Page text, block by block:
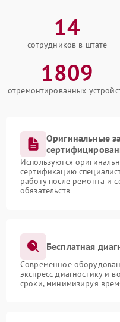
14
сотрудников в штате
1809
отремонтированных
Оригинальные
Используются
сертификацию
работу после ремонта и
обязательств
Бесплатная
Современное
экспресс-диагностику и
сроки, минимизируя